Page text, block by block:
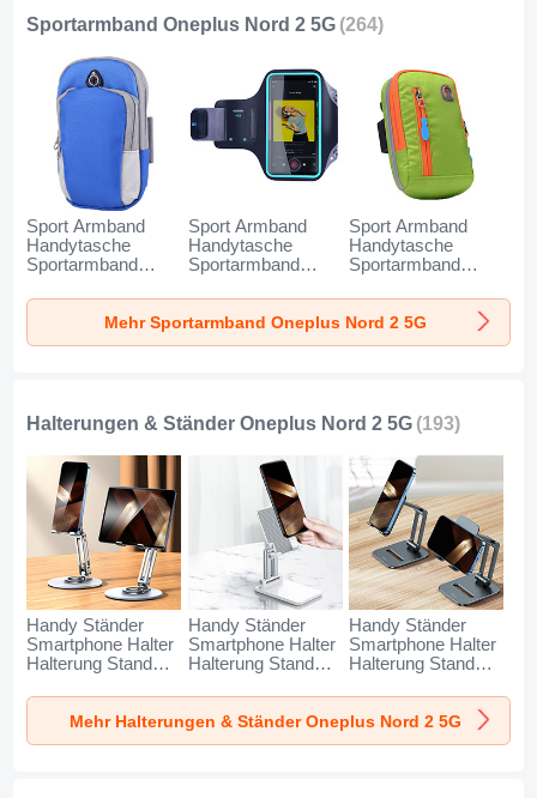
Sportarmband Oneplus Nord 2 5G (264)
Sport Armband
Handytasche
Sportarmband
Universal A11 für
Oneplus Nord 2 5G
Blau
Sport Armband
Handytasche
Sportarmband
Universal G03 für
Oneplus Nord 2 5G
Schwarz
Sport Armband
Handytasche
Sportarmband
Universal A10 für
Oneplus Nord 2 5G
Grün
Mehr Sportarmband Oneplus Nord 2 5G
Halterungen & Ständer Oneplus Nord 2 5G (193)
Handy Ständer
Smartphone Halter
Halterung Stand
Oneplus Nord 2 5G
Silber
Handy Ständer
Smartphone Halter
Halterung Stand
Oneplus Nord 2 5G
Weiß
Handy Ständer
Smartphone Halter
Halterung Stand
Oneplus Nord 2 5G
Schwarz
Mehr Halterungen & Ständer Oneplus Nord 2 5G